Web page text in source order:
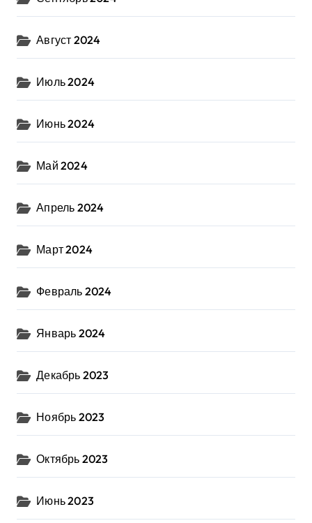
Август 2024
Июль 2024
Июнь 2024
Май 2024
Апрель 2024
Март 2024
Февраль 2024
Январь 2024
Декабрь 2023
Ноябрь 2023
Октябрь 2023
Июнь 2023